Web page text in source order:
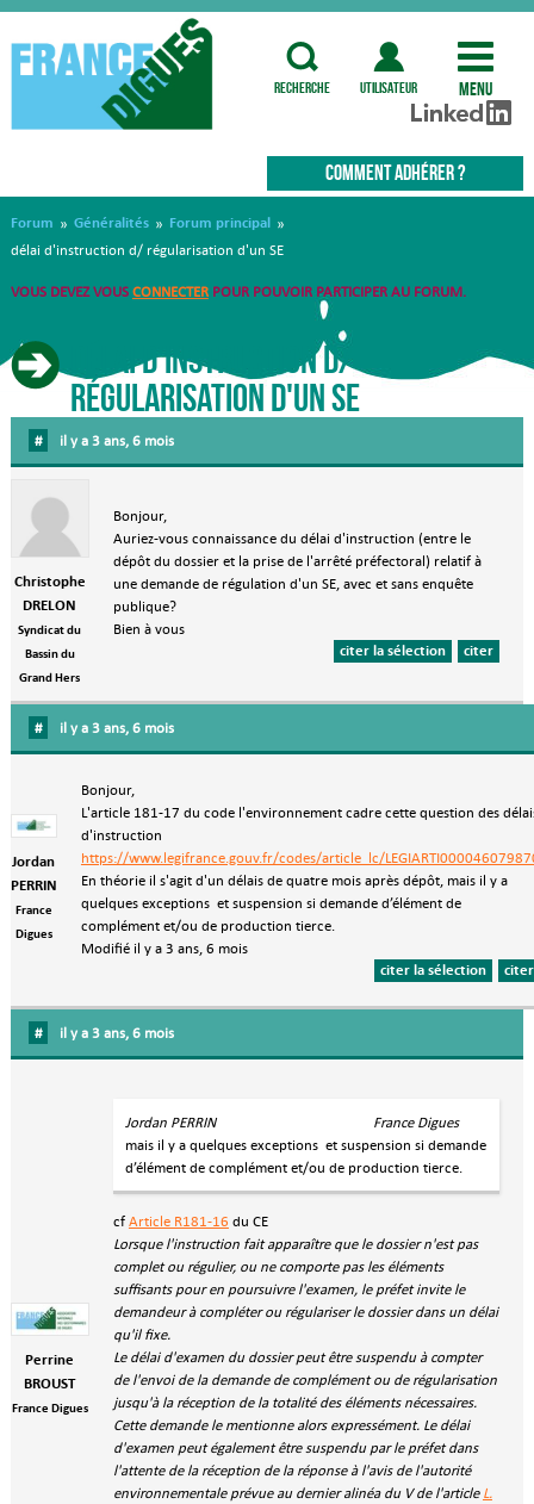
recherche utilisateur Menu
COMMENT ADHÉRER ?
Forum » Généralités » Forum principal »
délai d'instruction d/ régularisation d'un SE
VOUS DEVEZ VOUS CONNECTERPOUR POUVOIR PARTICIPER AU FORUM.
délai d'instruction d/
régularisation d'un SE
# il y a 3 ans, 6 mois
Christophe
DRELON
Syndicat du
Bassin du
Grand Hers
Bonjour,
Auriez-vous connaissance du délai d'instruction (entre le
dépôt du dossier et la prise de l'arrêté préfectoral) relatif à
une demande de régulation d'un SE, avec et sans enquête
publique?
Bien à vous
citer
citer la sélection
# il y a 3 ans, 6 mois
Jordan
PERRIN
France
Digues
Bonjour,
L'article 181-17 du code l'environnement cadre cette question des
d'instruction
https://www.legifrance.gouv.fr/codes/article_lc/
En théorie il s'agit d'un délais de quatre mois après dépôt, mais il y a
quelques exceptions et suspension si demande d’élément de
complément et/ou de production tierce.
Modifié il y a 3 ans, 6 mois
citer
citer la sélection
# il y a 3 ans, 6 mois
Perrine
BROUST
France Digues
Jordan PERRIN France Digues
mais il y a quelques exceptions et suspension si demande
d’élément de complément et/ou de production tierce.
cf Article R181-16 du CE
Lorsque l'instruction fait apparaître que le dossier n'est pas
complet ou régulier, ou ne comporte pas les éléments
suffisants pour en poursuivre l'examen, le préfet invite le
demandeur à compléter ou régulariser le dossier dans un délai
qu'il fixe.
Le délai d'examen du dossier peut être suspendu à compter
de l'envoi de la demande de complément ou de régularisation
jusqu'à la réception de la totalité des éléments nécessaires.
Cette demande le mentionne alors expressément. Le délai
d'examen peut également être suspendu par le préfet dans
l'attente de la réception de la réponse à l'avis de l'autorité
environnementale prévue au dernier alinéa du V de l'article L.